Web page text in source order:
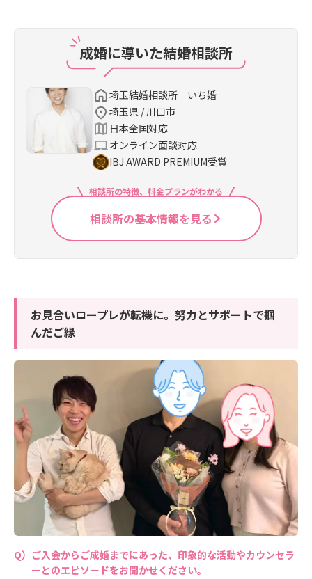
成婚に導いた結婚相談所
埼玉結婚相談所 いち婚
埼玉県 / 川口市
日本全国対応
オンライン面談対応
IBJ AWARD PREMIUM受賞
相談所の特徴、料金プランがわかる
相談所の基本情報を見る
お見合いロープレが転機に。努力とサポートで掴
んだご縁
ご入会からご成婚までにあった、印象的な活動やカウンセラ
ーとのエピソードをお聞かせください。